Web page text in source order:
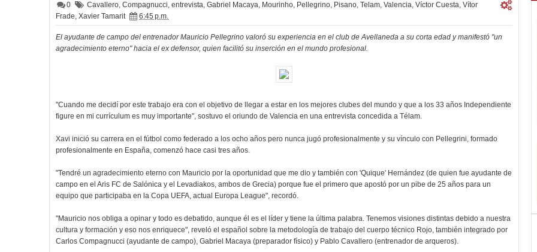
0 Cavallero, Compagnucci, entrevista, Gabriel Macaya, Mourinho, Pellegrino, Pisano, Telam, Valencia, Víctor Cuesta, Vítor
Frade, Xavier Tamarit 6:45 p.m.
El ayudante de campo del entrenador Mauricio Pellegrino valoró su experiencia en el club de Avellaneda a su corta edad y manifestó "un
agradecimiento eterno" hacia el ex defensor, quien facilitó su inserción en el mundo profesional.
"Cuando me decidí por este trabajo era con el objetivo de llegar a estar en los mejores clubes del mundo y que a los 33 años Independiente
figure en mi currículum es muy importante", sostuvo el oriundo de Valencia en una entrevista concedida a Télam.
Xavi inició su carrera en el fútbol como federado a los ocho años pero nunca jugó profesionalmente y su vínculo con Pellegrini, formado
profesionalmente en España, comenzó hace casi tres años.
"Tendré un agradecimiento eterno con Mauricio por la oportunidad que me dio y también con 'Quique' Hernández (de quien fue ayudante de
campo en el Aris FC de Salónica y el Levadiakos, ambos de Grecia) porque fue el primero que apostó por un pibe de 25 años para un
equipo que participaba en la Copa UEFA, actual Europa League", recordó.
"Mauricio nos obliga a opinar y todo es debatido, aunque él es el líder y tiene la última palabra. Tenemos visiones distintas debido a nuestra
cultura y formación y eso nos enriquece", reveló el español sobre la metodología de trabajo del cuerpo técnico Rojo, también integrado por
Carlos Compagnucci (ayudante de campo), Gabriel Macaya (preparador físico) y Pablo Cavallero (entrenador de arqueros).